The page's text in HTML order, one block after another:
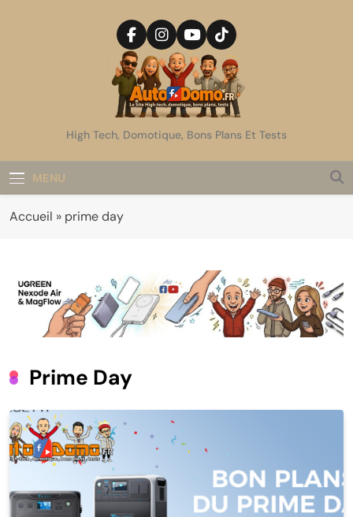
AutoDomo
High Tech, Domotique, Bons Plans Et Tests
MENU
Accueil » prime day
Prime Day